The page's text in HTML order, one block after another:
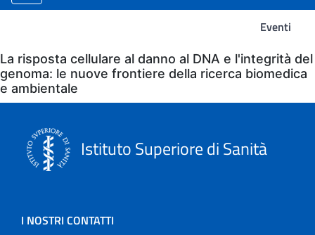
Eventi
Eventi
La risposta cellulare al danno al DNA e l'integrità del
genoma: le nuove frontiere della ricerca biomedica
e ambientale
Istituto Superiore di Sanità
I NOSTRI CONTATTI